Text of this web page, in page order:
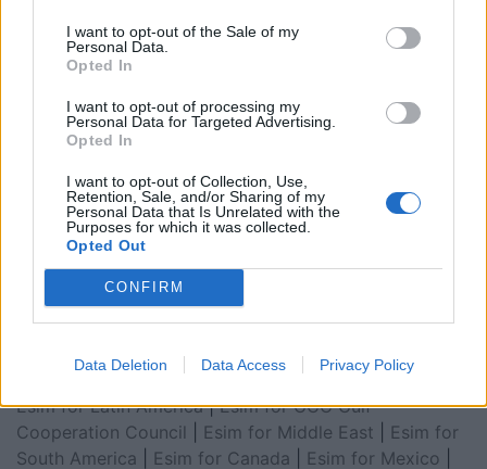
I want to opt-out of the Sale of my
Personal Data.
Opted In
I want to opt-out of processing my
Personal Data for Targeted Advertising.
Opted In
I want to opt-out of Collection, Use,
Retention, Sale, and/or Sharing of my
Personal Data that Is Unrelated with the
Purposes for which it was collected.
Opted Out
CONFIRM
Data Deletion Data Access Privacy Policy
Esim for Global|Esim for Europe|Esim for Caribbean
Esim for USA|
for Turkey|Esim for Germany|Esim for Greece|Esim
for Asia|Esim for World Cup 2026
Arabia|Esim for Egypt|Esim for United Arab
Esim for Balkans Esim for Morocco
Esim for United Kingdom Esim for Africa
Esim for Latin America|Esim for GCC Gulf
Cooperation Council
Esim for Middle East
Esim for
South America
Esim for Canada Esim for Mexico